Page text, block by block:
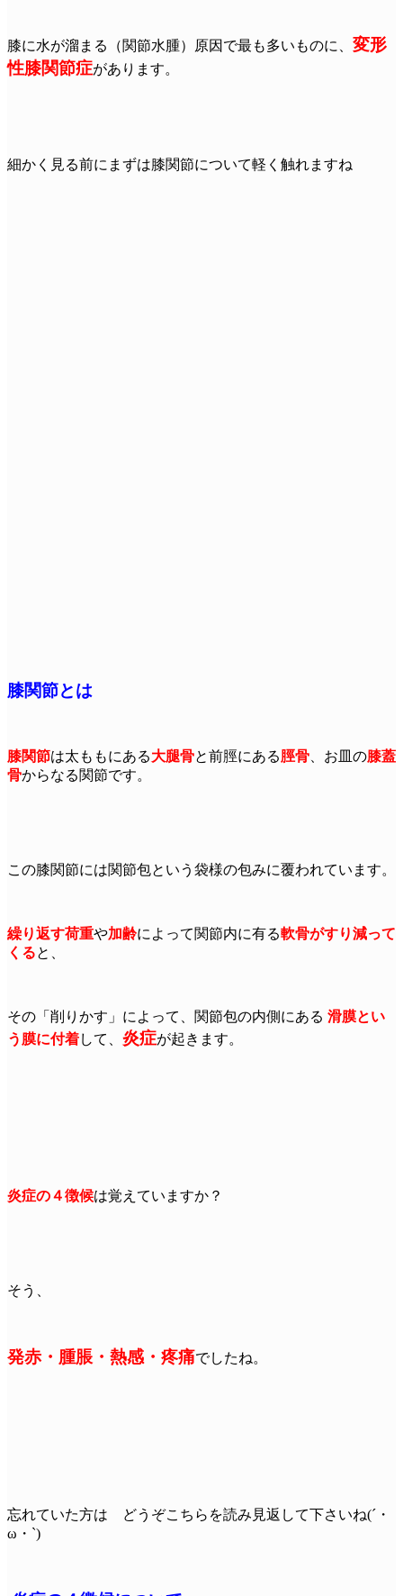
膝に水が溜まる（関節水腫）原因で最も多いものに、 変形
性膝関節症があります。
細かく見る前にまずは膝関節について軽く触れますね
膝関節とは
膝関節は太ももにある大腿骨と前脛にある脛骨、お皿の膝蓋
骨からなる関節です。
この膝関節には関節包という袋様の包みに覆われています。
繰り返す荷重や加齢によって関節内に有る軟骨がすり減って
くると、
その「削りかす」によって、関節包の内側にある 滑膜とい
う膜に付着して、 炎症が起きます。
炎症の４徴候は覚えていますか？
そう、
発赤・腫脹・熱感・疼痛でしたね。
忘れていた方は どうぞこちらを読み見返して下さいね(´・
ω・`)